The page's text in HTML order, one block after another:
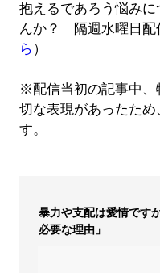
抱えるであろう悩み
んか？ 隔週水曜日配
ら ）
※配信当初の記事中、
切な表現があったた
す。
暴力や支配は愛情です
必要な理由」